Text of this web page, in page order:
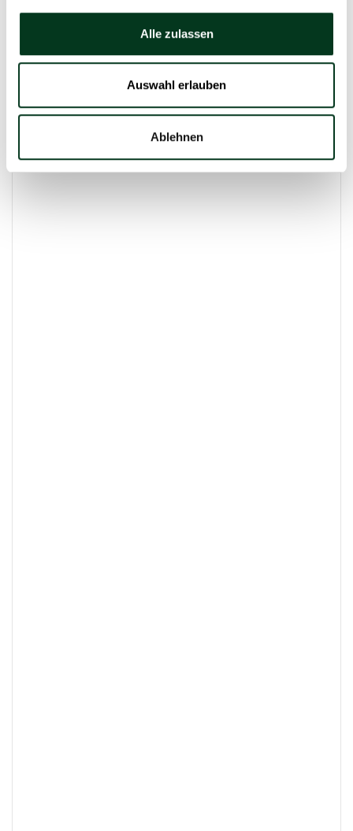
Alle zulassen
Auswahl erlauben
Ablehnen